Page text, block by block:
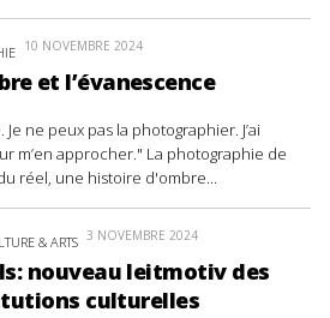
10 NOVEMBRE 2024
et l’évanescence
ne peux pas la photographier. J’ai
m’en approcher." La photographie de
réel, une histoire d'ombre...
& ARTS 3 NOVEMBRE 2024
nouveau leitmotiv des
culturelles